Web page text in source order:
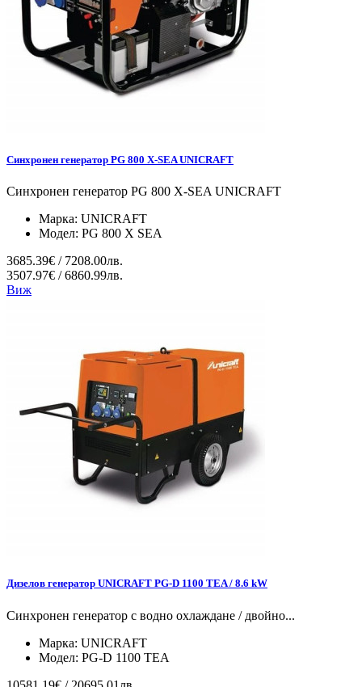
Синхронен генератор PG 800 X-SEA UNICRAFT
Синхронен генератор PG 800 X-SEA UNICRAFT
Марка: UNICRAFT
Модел: PG 800 X SEA
3685.39€ / 7208.00лв.
3507.97€ / 6860.99лв.
Виж
Дизелов генератор UNICRAFT PG-D 1100 TEA / 8.6 kW
Синхронен генератор с водно охлаждане / двойно...
Марка: UNICRAFT
Модел: PG-D 1100 TEA